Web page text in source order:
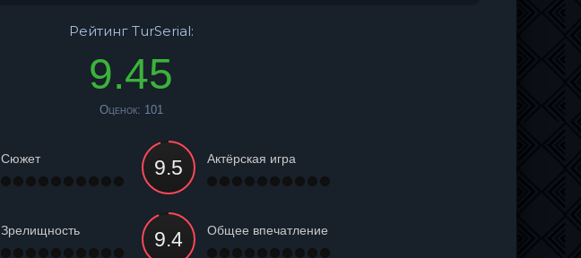
Рейтинг TurSerial:
9.45
Оценок: 101
Сюжет Актёрская игра
Зрелищность Общее впечатление